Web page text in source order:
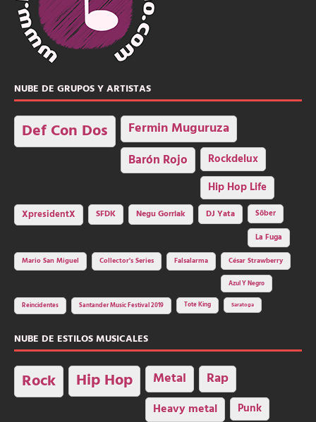
NUBE DE GRUPOS Y ARTISTAS
Def Con Dos Fermin Muguruza
Barón Rojo Rockdelux
Hip Hop Life
XpresidentX SFDK Negu Gorriak DJ Yata
Sôber
La Fuga
Mario San Miguel
Collector's Series Falsalarma César Strawberry
Azul Y Negro
Reincidentes Santander Music Festival 2019 Tote King Saratoga
NUBE DE ESTILOS MUSICALES
Rock Hip Hop Metal Rap
Heavy metal Punk